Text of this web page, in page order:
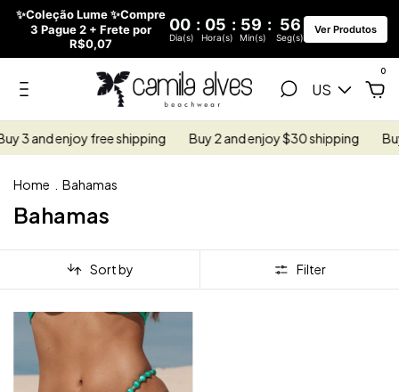
✨Coleção Lume ✨Compre
3 Pague 2 + Frete por
R$0,07
00 : 05 : 59 : 56
Dia(s) Hora(s) Min(s) Seg(s)
Ver Produtos
US
0
3 and enjoy free shipping Buy 2 and enjoy $30 shipping
Home Bahamas
Bahamas
Sort by Filter